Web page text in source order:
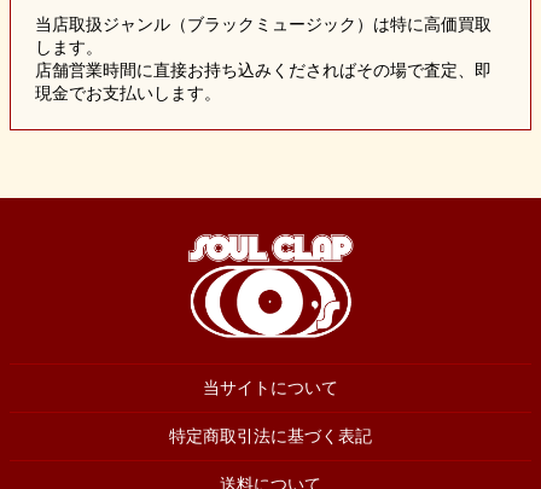
当店取扱ジャンル（ブラックミュージック）は特に高価買取
します。
店舗営業時間に直接お持ち込みくださればその場で査定、即
現金でお支払いします。
当サイトについて
特定商取引法に基づく表記
送料について